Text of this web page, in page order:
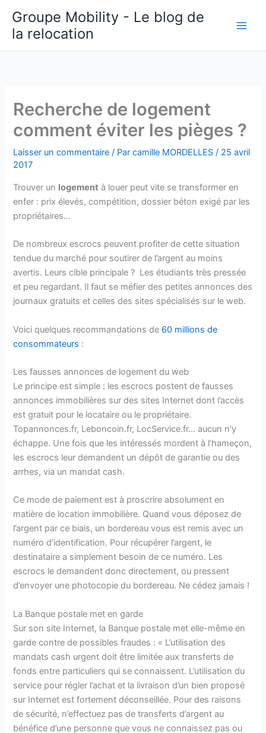
contenu
Groupe Mobility - Le blog de
la relocation
Recherche de logement
comment éviter les pièges ?
Laisser un commentaire / Parcamille MORDELLES/ 25 avril
2017
Trouver un logement à louer peut vite se transformer en
enfer : prix élevés, compétition, dossier béton exigé par les
propriétaires…
De nombreux escrocs peuvent profiter de cette situation
tendue du marché pour soutirer de l’argent au moins
avertis. Leurs cible principale ? Les étudiants très pressée
et peu regardant. Il faut se méfier des petites annonces des
journaux gratuits et celles des sites spécialisés sur le web.
Voici quelques recommandations de 60 millions de
consommateurs :
Les fausses annonces de logement du web
Le principe est simple : les escrocs postent de fausses
annonces immobilières sur des sites Internet dont l’accès
est gratuit pour le locataire ou le propriétaire.
Topannonces.fr, Leboncoin.fr, LocService.fr… aucun n’y
échappe. Une fois que les intéressés mordent à l’hameçon,
les escrocs leur demandent un dépôt de garantie ou des
arrhes, via un mandat cash.
Ce mode de paiement est à proscrire absolument en
matière de location immobilière. Quand vous déposez de
l’argent par ce biais, un bordereau vous est remis avec un
numéro d’identification. Pour récupérer l’argent, le
destinataire a simplement besoin de ce numéro. Les
escrocs le demandent donc directement, ou pressent
d’envoyer une photocopie du bordereau. Ne cédez jamais !
La Banque postale met en garde
Sur son site Internet, la Banque postale met elle-même en
garde contre de possibles fraudes : « L’utilisation des
mandats cash urgent doit être limitée aux transferts de
fonds entre particuliers qui se connaissent. L’utilisation du
service pour régler l’achat et la livraison d’un bien proposé
sur Internet est fortement déconseillée. Pour des raisons
de sécurité, n’effectuez pas de transferts d’argent au
bénéfice d’une personne que vous ne connaissez pas ou